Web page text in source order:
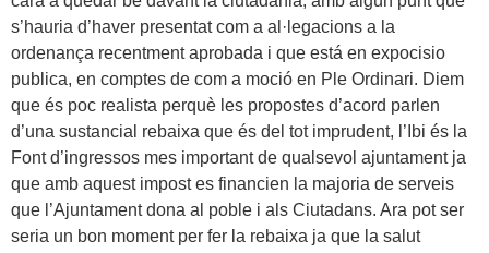
s’hauria d’haver presentat com a al·legacions a la
ordenança recentment aprobada i que está en expocisio
publica, en comptes de com a moció en Ple Ordinari. Diem
que és poc realista perquè les propostes d’acord parlen
d’una sustancial rebaixa que és del tot imprudent, l’Ibi és la
Font d’ingressos mes important de qualsevol ajuntament ja
que amb aquest impost es financien la majoria de serveis
que l’Ajuntament dona al poble i als Ciutadans. Ara pot ser
seria un bon moment per fer la rebaixa ja que la salut